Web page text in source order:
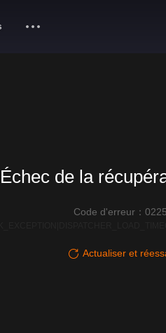
de la
Code d'erreur：
Actualiser et